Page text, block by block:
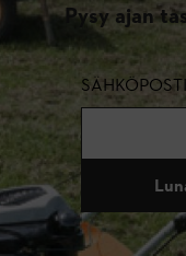
Pysy ajan